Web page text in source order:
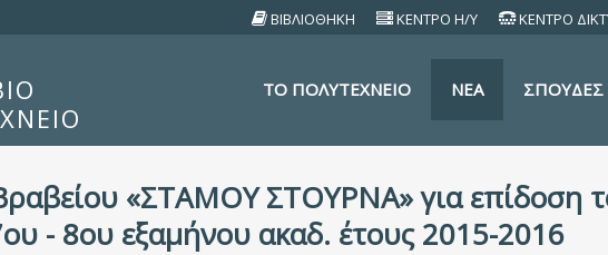
ΒΙΒΛΙΟΘΗΚΗ ΚΕΝΤΡΟ Η/Υ ΚΕΝΤΡΟ
TO ΠΟΛΥΤΕΧΝΕΙΟ ΝΕΑ ΣΠΟΥΔΕΣ
«ΣΤΑΜΟΥ ΣΤΟΥΡΝΑ» για επίδοση
- 8ου εξαμήνου ακαδ. έτους 2015-2016